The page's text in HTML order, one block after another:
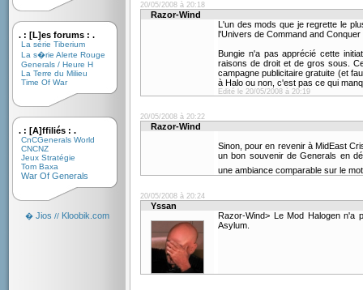
. : [L]es forums : .
La série Tiberium
La s�rie Alerte Rouge
Generals / Heure H
La Terre du Milieu
Time Of War
. : [A]ffiliés : .
CnCGenerals World
CNCNZ
Jeux Stratégie
Tom Baxa
War Of Generals
� Jios // Kloobik.com
20/05/2008 à 20:18
Razor-Wind
L'un des mods que je regrette le
l'Univers de Command and
Bungie n'a pas apprécié cette
raisons de droit et de gros sous.
campagne publicitaire gratuite (et
à Halo ou non, c'est pas ce qui
Edité le 20/05/2008 à 20:19
20/05/2008 à 20:22
Razor-Wind
Sinon, pour en revenir à MidEast
un bon souvenir de Generals en
une ambiance comparable sur le
20/05/2008 à 20:24
Yssan
Razor-Wind> Le Mod Halogen n'a
Asylum.